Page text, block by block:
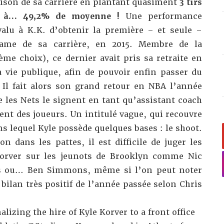
de sa carrière en plantant quasiment 3 tirs
49,2% de moyenne ! Une performance
à K.K. d’obtenir la première – et seule –
de sa carrière, en 2015. Membre de la
choix), ce dernier avait pris sa retraite en
vie publique, afin de pouvoir enfin passer du
Il fait alors son grand retour en NBA l’année
les Nets le signent en tant qu’assistant coach
des joueurs. Un intitulé vague, qui recouvre
lequel Kyle possède quelques bases : le shoot.
dans les pattes, il est difficile de juger les
sur les jeunots de Brooklyn comme Nic
ou… Ben Simmons, même si l’on peut noter
très positif de l’année passée selon Chris
the hire of Kyle Korver to a front office